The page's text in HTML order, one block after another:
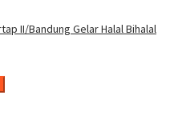
II/Bandung Gelar Halal Bihalal